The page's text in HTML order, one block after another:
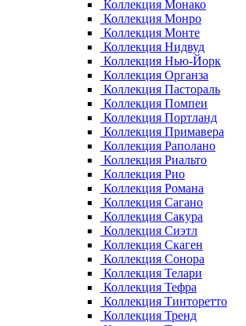
Коллекция Монако
Коллекция Монро
Коллекция Монте
Коллекция Нидвуд
Коллекция Нью-Йорк
Коллекция Органза
Коллекция Пастораль
Коллекция Помпеи
Коллекция Портланд
Коллекция Примавера
Коллекция Раполано
Коллекция Риальто
Коллекция Рио
Коллекция Романа
Коллекция Сагано
Коллекция Сакура
Коллекция Сиэтл
Коллекция Скаген
Коллекция Сонора
Коллекция Телари
Коллекция Тефра
Коллекция Тинторетто
Коллекция Тренд